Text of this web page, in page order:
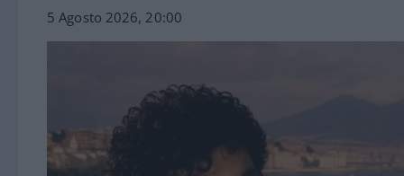
5 Agosto 2026, 20:00